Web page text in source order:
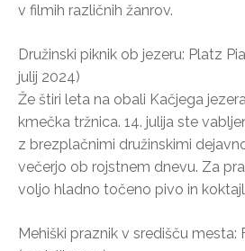
v filmih različnih žanrov.
Družinski piknik ob jezeru: Platz
julij 2024)
Že štiri leta na obali Kačjega
kmečka tržnica. 14. julija ste
z brezplačnimi družinskimi
večerjo ob rojstnem dnevu. Za
voljo hladno točeno pivo in
Mehiški praznik v središču mesta: